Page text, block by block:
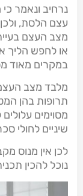
נרחיב ונאמר
עצם הלסת,
מצב העצם
או לחפש הליך
במקרים מאוד
מלבד מצב
תרופות בהן
מסוימים
שיניים לחולי
לכן אין מנוס
נוכל להכין